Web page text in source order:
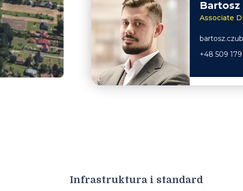
Bartosz
Associate
+48 509 179
Infrastruktura i standard